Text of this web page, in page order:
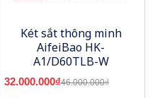
Két sắt thông minh
AifeiBao HK-
A1/D60TLB-W
32.000.000₫46.000.000₫